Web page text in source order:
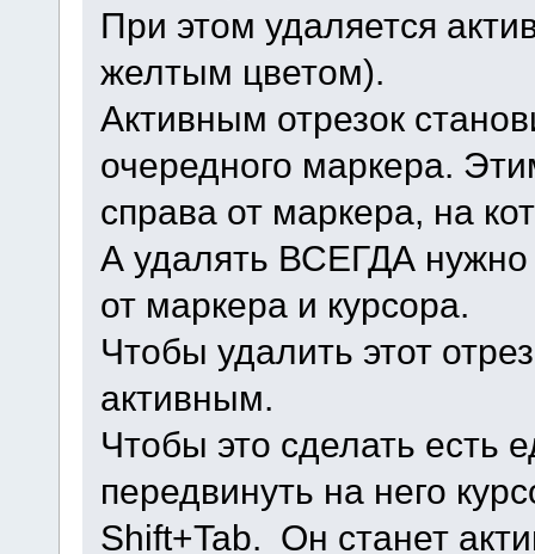
При этом удаляется
желтым цветом).
Активным отрезок
очередного маркера.
справа от маркера, на
А удалять ВСЕГДА нужно
от маркера и курсора.
Чтобы удалить этот
активным.
Чтобы это сделать есть
передвинуть на него
Shift+Tab. Он станет